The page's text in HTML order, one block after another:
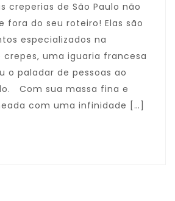
creperias de São Paulo não
fora do seu roteiro! Elas são
especializados na
crepes, uma iguaria francesa
o paladar de pessoas ao
Com sua massa fina e
com uma infinidade […]